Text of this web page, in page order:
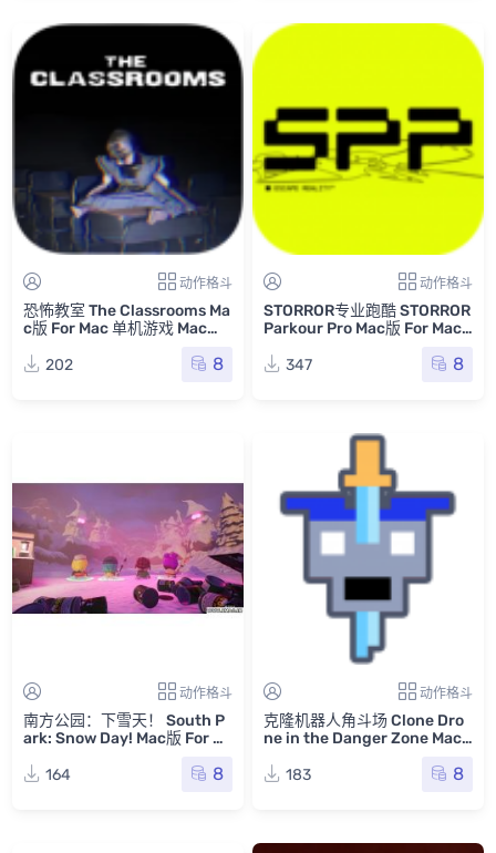
动作格斗
恐怖教室 The Classrooms Ma
c版 For Mac 单机游戏 Mac游
202
8
动作格斗
STORROR专业跑酷 STORROR
Parkour Pro Mac版 For Mac
347
8
动作格斗
南方公园：下雪天！ South P
ark: Snow Day! Mac版 For M
164
8
动作格斗
克隆机器人角斗场 Clone Dro
ne in the Danger Zone Mac
183
8